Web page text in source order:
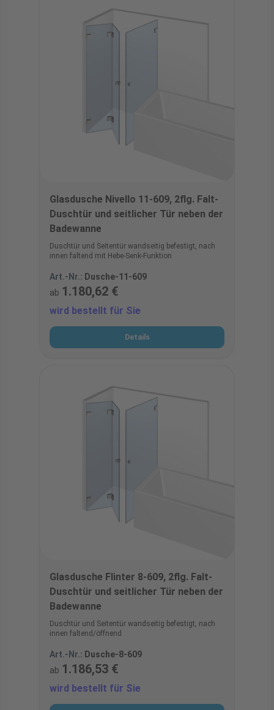
Glasdusche Nivello 11-609, 2flg. Falt-
Duschtür und seitlicher Tür neben der
Badewanne
Duschtür und Seitentür wandseitig befestigt, nach
innen faltend mit Hebe-Senk-Funktion
Art.-Nr.: Dusche-11-609
ab 1.180,62 €
wird bestellt für Sie
Details
Glasdusche Flinter 8-609, 2flg. Falt-
Duschtür und seitlicher Tür neben der
Badewanne
Duschtür und Seitentür wandseitig befestigt, nach
innen faltend/öffnend
Art.-Nr.: Dusche-8-609
ab 1.186,53 €
wird bestellt für Sie